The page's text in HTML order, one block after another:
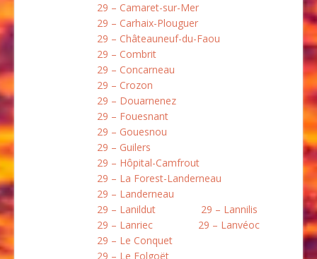
29 – Camaret-sur-Mer
29 – Carhaix-Plouguer
29 – Châteauneuf-du-Faou
29 – Combrit
29 – Concarneau
29 – Crozon
29 – Douarnenez
29 – Fouesnant
29 – Gouesnou
29 – Guilers
29 – Hôpital-Camfrout
29 – La Forest-Landerneau
29 – Landerneau
29 – Lanildut
29 – Lannilis
29 – Lanriec
29 – Lanvéoc
29 – Le Conquet
29 – Le Folgoët